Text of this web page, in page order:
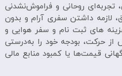
تجربه‌ای روحانی و فراموش‌نشدنی
لازمه داشتن سفری آرام و بدون
های ثبت نام و سفر هوایی و
از حرکت، بودجه خود را به‌درستی
قیمت‌ها یا کمبود منابع مالی